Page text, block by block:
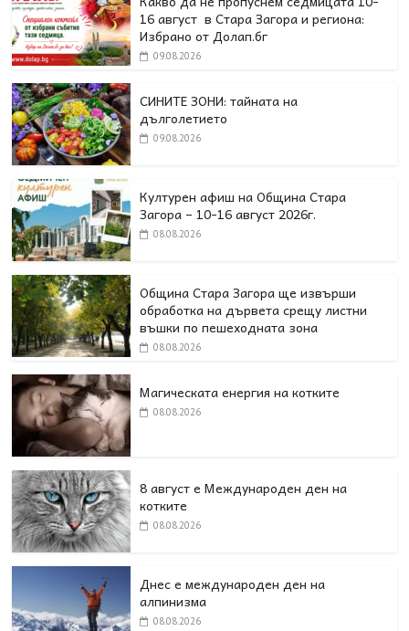
16 август в Стара Загора и региона:
Избрано от Долап.бг
09.08.2026
СИНИТЕ ЗОНИ: тайната на
дълголетието
09.08.2026
Културен афиш на Община Стара
Загора – 10-16 август 2026г.
08.08.2026
Община Стара Загора ще извърши
обработка на дървета срещу листни
въшки по пешеходната зона
08.08.2026
Магическата енергия на котките
08.08.2026
8 август е Международен ден на
котките
08.08.2026
Днес е международен ден на
алпинизма
08.08.2026